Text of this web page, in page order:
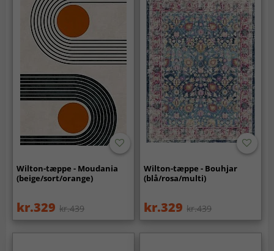
Wilton-tæppe - Moudania
(beige/sort/orange)
kr.329 kr.439
Wilton-tæppe - Bouhjar
(blå/rosa/multi)
kr.329 kr.439